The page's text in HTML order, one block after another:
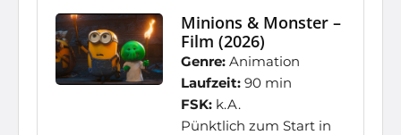
Minions & Monster –
Film (2026)
Genre: Animation
Laufzeit: 90 min
FSK: k.A.
Pünktlich zum Start in